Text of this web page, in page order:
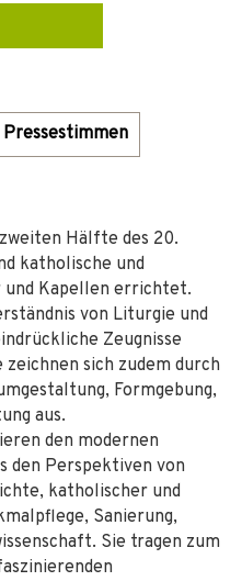
Pressestimmen
Hälfte des 20.
katholische und
Kapellen errichtet.
von Liturgie und
Zeugnisse
sich zudem durch
Formgebung,
aus.
den modernen
den Perspektiven von
katholischer und
Sanierung,
Sie tragen zum